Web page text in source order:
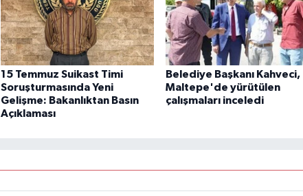
15 Temmuz Suikast Timi
Soruşturmasında Yeni
Gelişme: Bakanlıktan Basın
Açıklaması
Belediye Başkanı Kahveci,
Maltepe'de yürütülen
çalışmaları inceledi